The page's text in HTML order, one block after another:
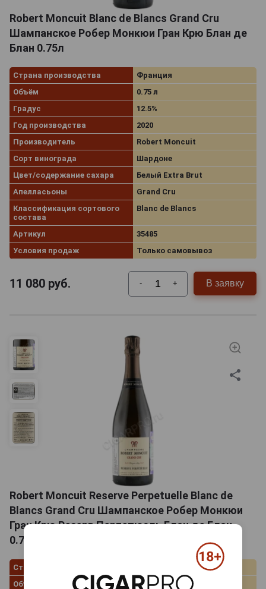
Robert Moncuit Blanc de Blancs Grand Cru
Шампанское Робер Монкюи Гран Крю Блан де
Блан 0.75л
Страна производства
Франция
Объём
0.75 л
Градус
12.5%
Год производства
2020
Производитель
Robert Moncuit
Сорт винограда
Шардоне
Цвет/содержание сахара
Белый Extra Brut
Апелласьоны
Grand Cru
Классификация сортового
состава
Blanc de Blancs
Артикул
35485
Условия продаж
Только самовывоз
11 080 руб. - + В заявку
Robert Moncuit Reserve Perpetuelle Blanc de
Blancs Grand Cru Шампанское Робер Монкюи
Гран Крю Резерв Перпетюэль Блан де Блан
0.75л
Страна производства
Объём
0.75 л